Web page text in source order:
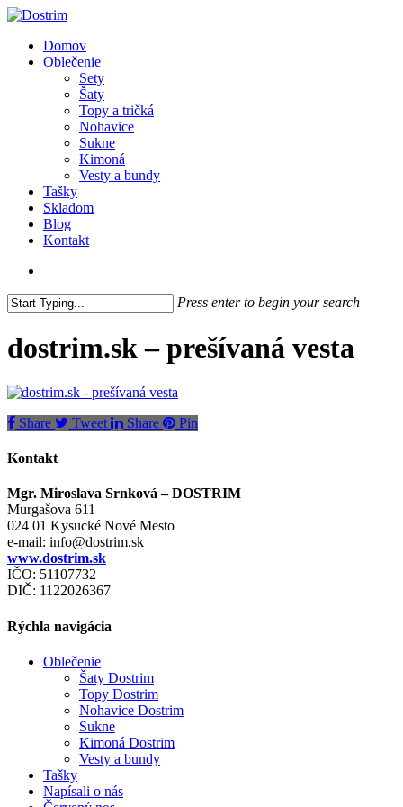
Skip
main
content
search
Menu
Domov
Oblečenie
Sety
Šaty
Topy a tričká
Nohavice
Sukne
Kimoná
Vesty a bundy
Tašky
Skladom
Blog
Kontakt
Press enter to begin your search
Search
dostrim.sk – prešívaná vesta
Share Tweet Share Pin
Kontakt
Mgr. Miroslava Srnková – DOSTRIM
Murgašova 611
024 01 Kysucké Nové Mesto
e-mail: info@dostrim.sk
www.dostrim.sk
IČO: 51107732
DIČ: 1122026367
Rýchla navigácia
Oblečenie
Šaty Dostrim
Topy Dostrim
Nohavice Dostrim
Sukne
Kimoná Dostrim
Vesty a bundy
Tašky
Napísali o nás